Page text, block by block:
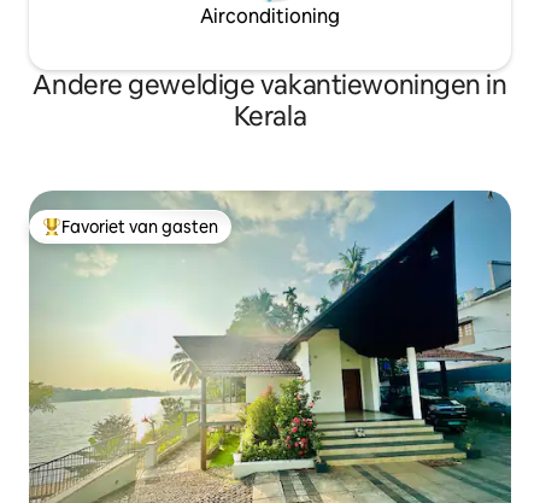
Airconditioning
Andere geweldige vakantiewoningen in
Kerala
Topfavoriet van gasten
Favoriet van gasten